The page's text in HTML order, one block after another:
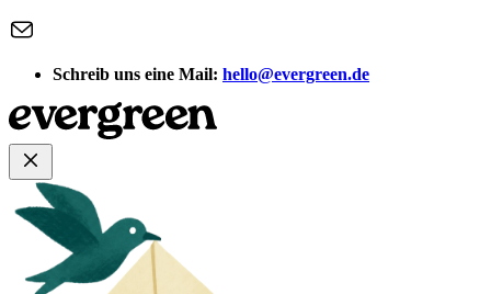
Schreib uns eine Mail: hello@evergreen.de